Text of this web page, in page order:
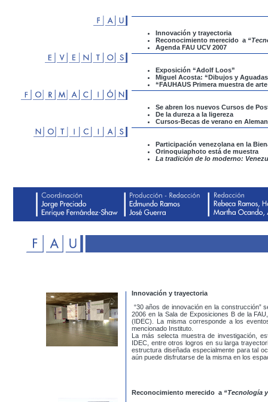
Innovación y trayectoria
Reconocimiento merecido a
Agenda FAU UCV 2007
Exposición “Adolf Loos”
Miguel Acosta: “Dibujos y
“FAUHAUS Primera muestra de
Se abren los nuevos Cursos de
De la dureza a la ligereza
Cursos-Becas de verano en
Participación venezolana en la
Orinoquiaphoto está de muestra
La tradición de lo moderno:
Innovación y trayectoria
“30 años de innovación en la construcción”
2006 en la Sala de Exposiciones B de la
(IDEC). La misma corresponde a los
mencionado Instituto.
La más selecta muestra de investigación,
IDEC, entre otros logros en su larga
estructura diseñada especialmente para tal
aún puede disfrutarse de la misma en los
Reconocimiento merecido a “Tecnología